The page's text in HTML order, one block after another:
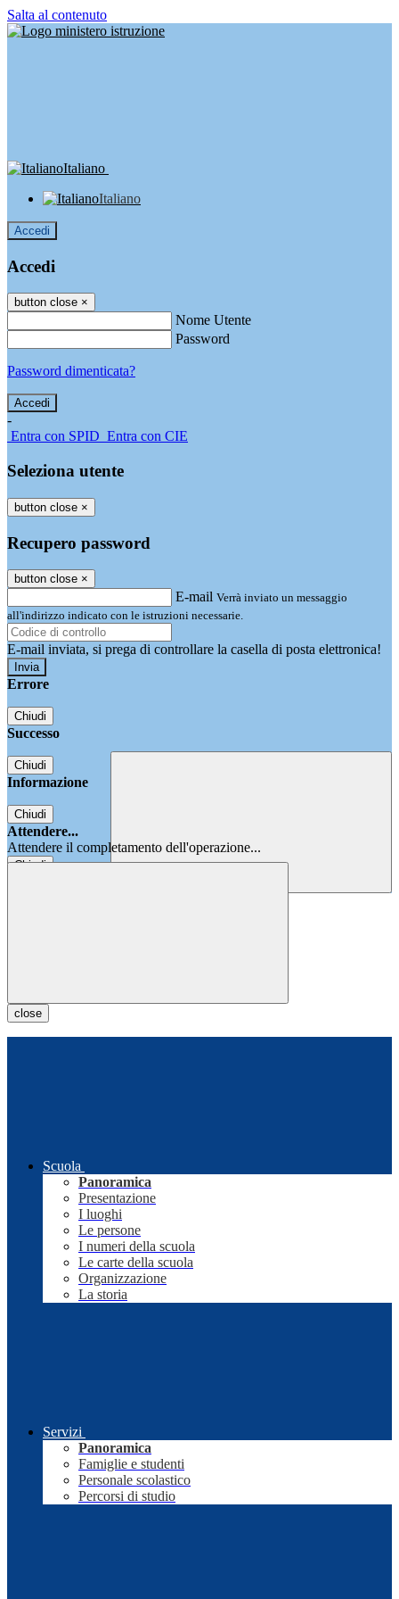
Salta al contenuto
Italiano
Italiano
Accedi
Accedi
button close ×
Nome Utente
Password
Password dimenticata?
-
Entra con SPID Entra con CIE
Seleziona utente
button close ×
Recupero password
button close ×
E-mail Verrà inviato un messaggio
all'indirizzo indicato con le istruzioni necessarie.
E-mail inviata, si prega di controllare la casella di posta elettronica!
Errore
Chiudi
Successo
Chiudi
Informazione
Chiudi
Attendere...
Attendere il completamento dell'operazione...
Chiudi
close
Scuola
Panoramica
Presentazione
I luoghi
Le persone
I numeri della scuola
Le carte della scuola
Organizzazione
La storia
Servizi
Panoramica
Famiglie e studenti
Personale scolastico
Percorsi di studio